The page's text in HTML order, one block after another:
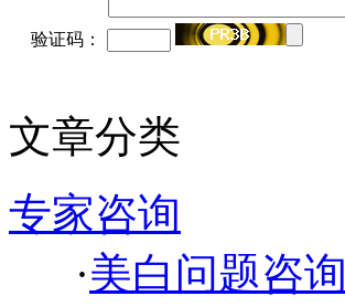
验证码：
文章分类
专家咨询
·美白问题咨询